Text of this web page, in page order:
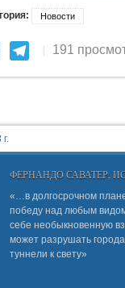
Новости
VK Telegram
191
ФЕРНАНДО САВАТЕР,
«…в долгосрочном
победу над любым
себе необыкновенную
может разрушать
туннели к свету»